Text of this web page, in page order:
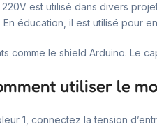
est utilisé dans divers
éducation, il est utilisé pour
comme le shield Arduino. Le
utiliser le
1, connectez la tension